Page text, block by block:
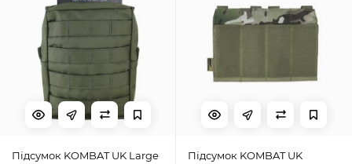
Підсумок KOMBAT UK Large
Підсумок KOMBAT UK